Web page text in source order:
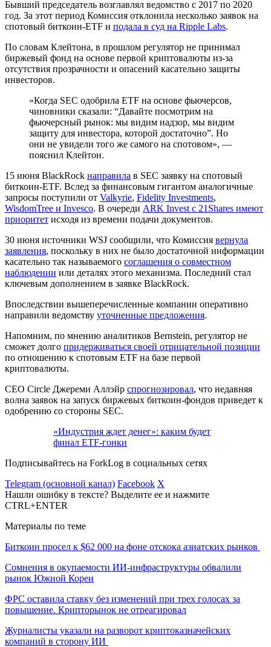
Бывший председатель возглавлял ведомство с 2017 по 2020
год. За этот период Комиссия отклонила несколько заявок на
спотовый биткоин-ETF и подала в суд на Ripple Labs.
По словам Клейтона, в прошлом регулятор не принимал
биржевый фонд на основе первой криптовалюты из-за
отсутствия прозрачности и опасений касательно защиты
инвесторов.
«Когда SEC одобрила ETF на основе фьючерсов,
чиновники сказали: “Давайте посмотрим на
фьючерсный рынок: мы видим надзор, мы видим
защиту для инвестора, которой достаточно”. Но
они не увидели того же самого на спотовом», —
пояснил Клейтон.
15 июня BlackRock направила в SEC заявку на спотовый
биткоин-ETF. Вслед за финансовым гигантом аналогичные
запросы поступили от Valkyrie, Fidelity Investments,
WisdomTree и Invesco. В очереди ARK Invest c 21Shares имеют
приоритет исходя из времени подачи документов.
30 июня источники WSJ сообщили, что Комиссия вернула
заявления, поскольку в них не было достаточной информации
касательно так называемого соглашения о совместном
наблюдении или деталях этого механизма. Последний стал
ключевым дополнением в заявке BlackRock.
Впоследствии вышеперечисленные компании оперативно
направили ведомству уточненные предложения.
Напомним, по мнению аналитиков Bernstein, регулятор не
сможет долго придерживаться своей отрицательной позиции
по отношению к спотовым ETF на базе первой
криптовалюты.
CEO Circle Джереми Аллэйр спрогнозировал, что недавняя
волна заявок на запуск биржевых биткоин-фондов приведет к
одобрению со стороны SEC.
«Индустрия ждет денег»: каким будет
финал ETF-гонки
Подписывайтесь на ForkLog в социальных сетях
Telegram (основной канал) Facebook X
Нашли ошибку в тексте? Выделите ее и нажмите
CTRL+ENTER
Материалы по теме
Биткоин просел к $62 000 на фоне отскока азиатских рынков
Сомнения в окупаемости ИИ-инфраструктуры обвалили
рынок Южной Кореи
ФРС оставила ставку без изменений при трех голосах за
повышение. Крипторынок не отреагировал
Журналисты указали на разворот криптоказначейских
компаний в сторону ИИ